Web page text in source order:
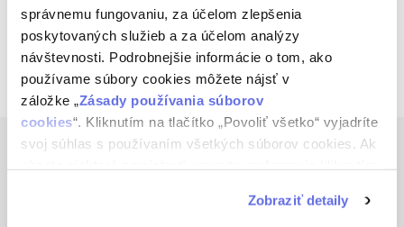
správnemu fungovaniu, za účelom zlepšenia
poskytovaných služieb a za účelom analýzy
návštevnosti. Podrobnejšie informácie o tom, ako
používame súbory cookies môžete nájsť v
záložke „Zásady používania súborov
cookies“. Kliknutím na tlačítko „Povoliť všetko“ vyjadríte
svoj súhlas s používaním všetkých súborov cookies. Ak
Zobraziť detaily
Popis
p Kontakt